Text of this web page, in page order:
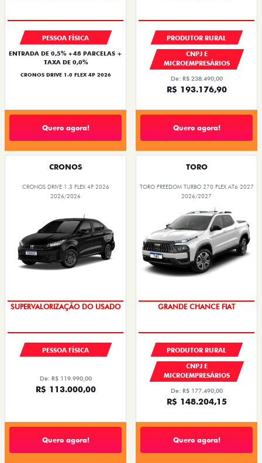
PESSOA FÍSICA
ENTRADA DE 0,5% +48 PARCELAS +
TAXA DE 0,0%
CRONOS DRIVE 1.0 FLEX 4P 2026
Quero agora!
PRODUTOR RURAL
CNPJ E
MICROEMPRESÁRIOS
De: R$ 238.490,00
R$ 193.176,90
Quero agora!
CRONOS
CRONOS DRIVE 1.3 FLEX 4P 2026
2026/2026
OPORTUNIDADE
PESSOA FÍSICA
De: R$ 119.990,00
R$ 113.000,00
Quero agora!
TORO
TORO FREEDOM TURBO 270 FLEX AT6 2027
2026/2027
PRODUTOR RURAL
CNPJ E
MICROEMPRESÁRIOS
De: R$ 177.490,00
R$ 148.204,15
Quero agora!